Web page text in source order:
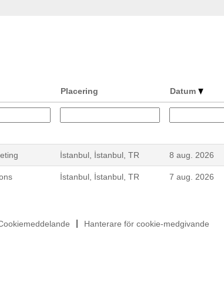
Placering Datum
İstanbul, İstanbul, TR 8 aug. 2026
İstanbul, İstanbul, TR 7 aug. 2026
Hanterare för cookie-medgivande